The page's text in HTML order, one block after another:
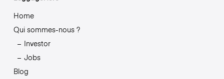
Home
Qui sommes-nous ?
Investor
Jobs
Blog